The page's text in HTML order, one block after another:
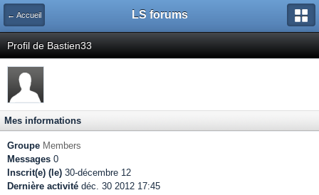
← Accueil LS forums
Profil de Bastien33
Mes informations
Groupe Members
Messages 0
Inscrit(e) (le) 30-décembre 12
Dernière activité déc. 30 2012 17:45